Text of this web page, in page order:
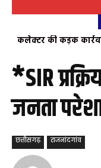
कलेक्टर की कड़क
शैक्षणिक स्तर खराब
गुणवत्ता
जर्जर सड़कें भाजपा के
*SIR
जनता
छत्तीसगढ़ राजनांदगांव